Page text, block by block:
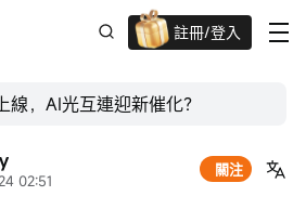
註冊/登入
迎新驚喜賞 股票/BTC等任你揀!
線，AI光互連迎新催化？
02:51
關注